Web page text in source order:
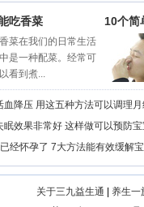
吃香菜
香菜在我们的日常生活
中是一种配菜。经常可
以看到煮...
10个简
血降压 用这五种方法可以调理
眠效果非常好 这样做可以预防宝
经怀孕了 7大方法能有效缓解
关于三九益生通 养生一